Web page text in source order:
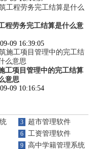
程劳务完工结算是什么意
09 16:39:05
工项目管理中的完工结算
意思
09 10:16:54
3 超市管理软件
6 工资管理软件
9 高中学籍管理系统